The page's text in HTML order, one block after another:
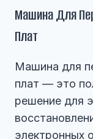
Машина Для
Плат
Машина для
плат — это
решение для
электронных